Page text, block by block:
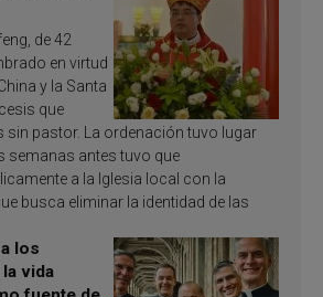
de 42
en virtud
y la Santa
que
sin pastor. La ordenación tuvo lugar
semanas antes tuvo que
a la Iglesia local con la
busca eliminar la identidad de las
los
vida